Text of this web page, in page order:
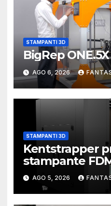
STAMPANTI 3D
BigRep ONE.5X
AGO 6, 2026
STAMPANTI 3D
Kentstrapper
stampante
di stampa da
AGO 5, 2026